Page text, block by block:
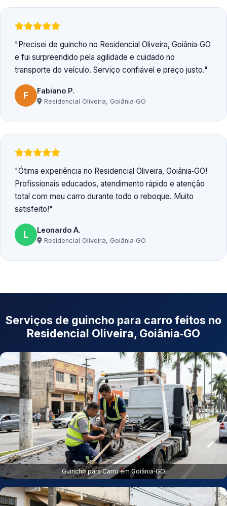
Precisei de guincho no Residencial Oliveira, Goiânia‑GO
e fui surpreendido pela agilidade e cuidado no
transporte do veículo. Serviço confiável e preço justo.
F Fabiano P.
Residencial Oliveira, Goiânia‑GO
Ótima experiência no Residencial Oliveira, Goiânia‑GO!
Profissionais educados, atendimento rápido e atenção
total com meu carro durante todo o reboque. Muito
satisfeito!
L Leonardo A.
Residencial Oliveira, Goiânia‑GO
Serviços de guincho para carro feitos no
Residencial Oliveira, Goiânia‑GO
Guincho para Carro em Goiânia‑GO